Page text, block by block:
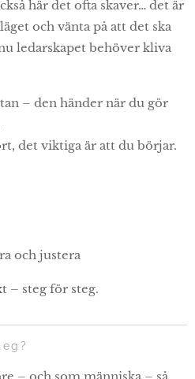
här det ofta skaver… det är
och vänta på att det ska
ledarskapet behöver kliva
– den händer när du gör
det viktiga är att du börjar.
och justera
– steg för steg.